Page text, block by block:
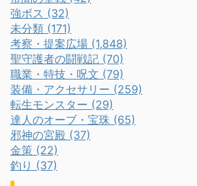
強ボス (32)
未分類 (171)
考察・提案広場 (1,848)
聖守護者の闘戦記 (70)
職業・特技・呪文 (79)
装備・アクセサリー (259)
転生モンスター (29)
達人のオーブ・宝珠 (65)
邪神の宮殿 (37)
金策 (22)
釣り (37)